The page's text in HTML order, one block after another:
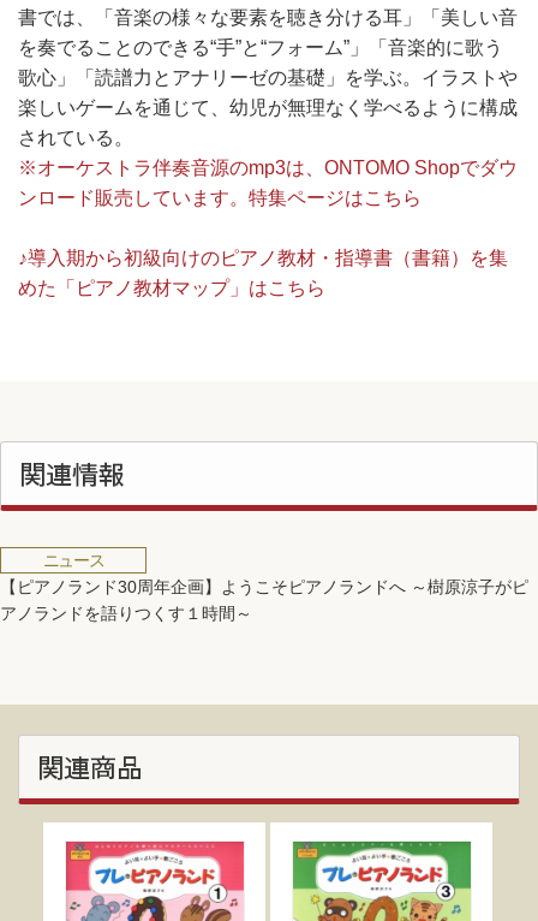
書では、「音楽の様々な要素を聴き分ける耳」「美しい音
を奏でることのできる“手”と“フォーム”」「音楽的に歌う
歌心」「読譜力とアナリーゼの基礎」を学ぶ。イラストや
楽しいゲームを通じて、幼児が無理なく学べるように構成
されている。
※オーケストラ伴奏音源のmp3は、ONTOMO Shopでダウ
ンロード販売しています。特集ページはこちら
♪導入期から初級向けのピアノ教材・指導書（書籍）を集
めた「ピアノ教材マップ」はこちら
関連情報
ニュース
【ピアノランド30周年企画】ようこそピアノランドへ ～樹原涼子がピ
アノランドを語りつくす１時間～
関連商品